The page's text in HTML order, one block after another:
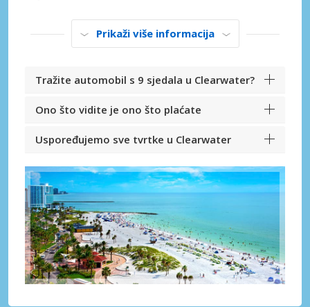
Prikaži više informacija
Tražite automobil s 9 sjedala u Clearwater?
Ono što vidite je ono što plaćate
Uspoređujemo sve tvrtke u Clearwater